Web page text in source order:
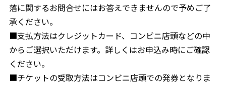
落に関するお問合せにはお答えできませんので予めご了
承ください。
■支払方法はクレジットカード、コンビニ店頭などの中
からご選択いただけます。詳しくはお申込み時にご確認
ください。
■チケットの受取方法はコンビニ店頭での発券となりま